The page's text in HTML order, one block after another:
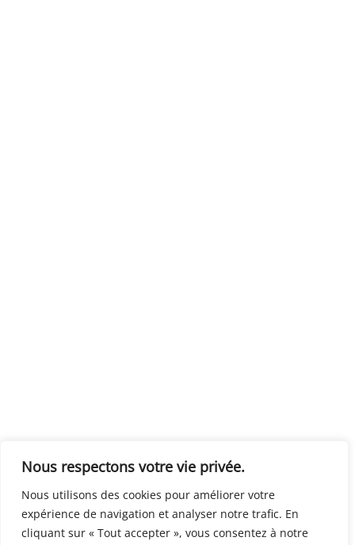
Nous respectons votre vie privée.
Nous utilisons des cookies pour améliorer votre
expérience de navigation et analyser notre trafic. En
cliquant sur « Tout accepter », vous consentez à notre